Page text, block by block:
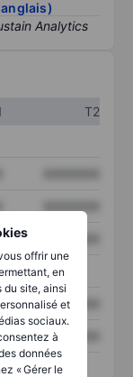
offrir une
en
site, ainsi
et
sociaux.
à
données
« Gérer le
T2
XXXXXXX
XXXXXXX